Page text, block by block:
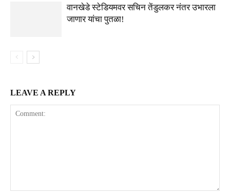
वानखेडे स्टेडियमवर सचिन तेंडुलकर नंतर उभारला
जाणार यांचा पुतळा!
LEAVE A REPLY